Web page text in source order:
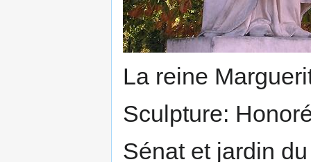
La reine
Sculpture:
Sénat et jardin